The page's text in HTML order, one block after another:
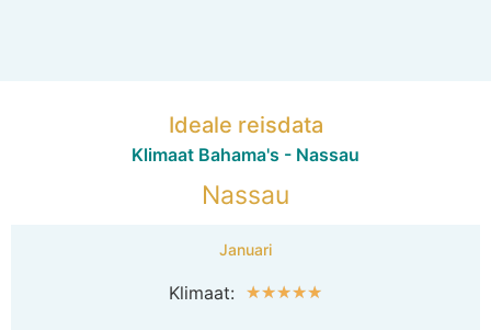
Ideale reisdata
Klimaat Bahama's - Nassau
Nassau
Januari
Klimaat: ☆☆☆☆☆